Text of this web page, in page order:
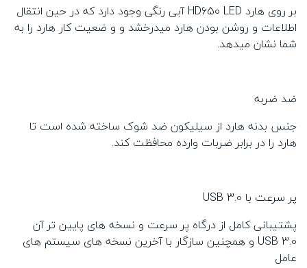
بر روی هارد HD650 LED آبی رنگی وجود دارد که در حین انتقال
اطلاعات و روشن بودن هارد میدرخشد و و ضعیت کار هارد را به
شما نشان میدهد.
ضد ضربه
جنس بدنه هارد از سیلیکون ضد شوک ساخته شده است تا
هارد را در برابر ضربات وارده محافظت کند.
پر سرعت با USB 3.0
پشتیبانی کامل از درگاه پر سرعت و نسخه های پایین تر آن
USB 3.0 و همچنین سازگار با آخرین نسخه های سیستم های
عامل